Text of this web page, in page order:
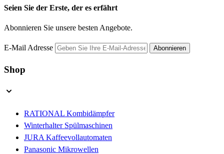
Seien Sie der Erste, der es erfährt
Abonnieren Sie unsere besten Angebote.
E-Mail Adresse Abonnieren
Shop
RATIONAL Kombidämpfer
Winterhalter Spülmaschinen
JURA Kaffeevollautomaten
Panasonic Mikrowellen